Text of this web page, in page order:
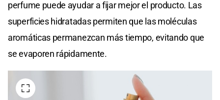
perfume puede ayudar a fijar mejor el producto. Las
superficies hidratadas permiten que las moléculas
aromáticas permanezcan más tiempo, evitando que
se evaporen rápidamente.